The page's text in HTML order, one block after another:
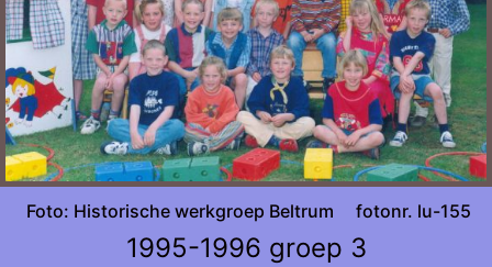
Foto: Historische werkgroep Beltrum fotonr. lu-155
1995-1996 groep 3